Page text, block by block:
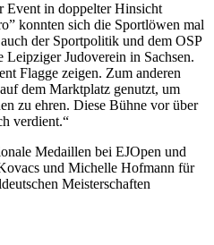
Event in doppelter Hinsicht
konnten sich die Sportlöwen mal
der Sportpolitik und dem OSP
Leipziger Judoverein in Sachsen.
Flagge zeigen. Zum anderen
dem Marktplatz genutzt, um
zu ehren. Diese Bühne vor über
verdient.“
Medaillen bei EJOpen und
und Michelle Hofmann für
Meisterschaften